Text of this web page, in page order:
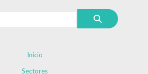
Inicio
Sectores